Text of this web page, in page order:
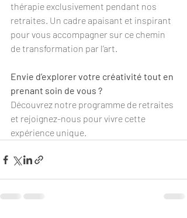
thérapie exclusivement pendant nos
retraites. Un cadre apaisant et inspirant
pour vous accompagner sur ce chemin
de transformation par l’art.
Envie d’explorer votre créativité tout en
prenant soin de vous ?
Découvrez notre programme de retraites
et rejoignez-nous pour vivre cette
expérience unique.